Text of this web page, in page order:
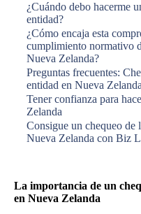
¿Cuándo debo hacerme
entidad?
¿Cómo encaja esta
cumplimiento normativo
Nueva Zelanda?
Preguntas frecuentes:
entidad en Nueva Zelanda
Tener confianza para
Zelanda
Consigue un chequeo de
Nueva Zelanda con Biz
La importancia de un
en Nueva Zelanda